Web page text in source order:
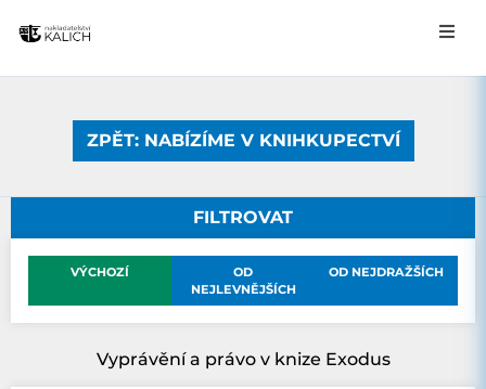
ZPĚT: NABÍZÍME V KNIHKUPECTVÍ
FILTROVAT
VÝCHOZÍ
OD
NEJLEVNĚJŠÍCH
OD NEJDRAŽŠÍCH
Vyprávění a právo v knize Exodus